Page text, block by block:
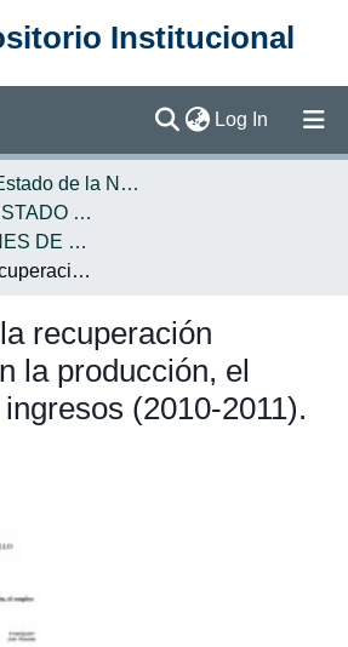
Institucional
Log In (current)
Programa Estado de la Nación (PEN)
INFORME DEL ESTADO DE LA NACION
INVESTIGACIONES DE BASE EN
Impactos de la recuperación económica en la producción, el empleo y los ingresos (2010-2011).
recuperación
la producción, el
(2010-2011).